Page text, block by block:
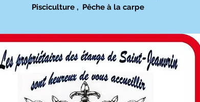
Pisciculture , Pêche à la carpe